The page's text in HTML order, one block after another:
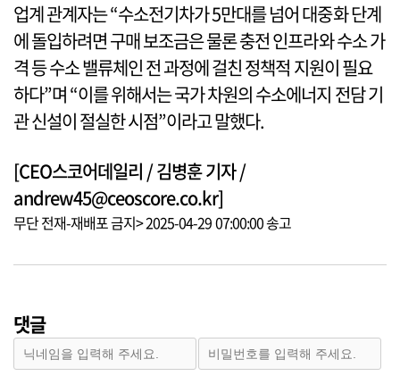
업계 관계자는 “수소전기차가 5만대를 넘어 대중화 단계
에 돌입하려면 구매 보조금은 물론 충전 인프라와 수소 가
격 등 수소 밸류체인 전 과정에 걸친 정책적 지원이 필요
하다”며 “이를 위해서는 국가 차원의 수소에너지 전담 기
관 신설이 절실한 시점”이라고 말했다.
[CEO스코어데일리 / 김병훈 기자 /
andrew45@ceoscore.co.kr]
무단 전재-재배포 금지> 2025-04-29 07:00:00 송고
댓글